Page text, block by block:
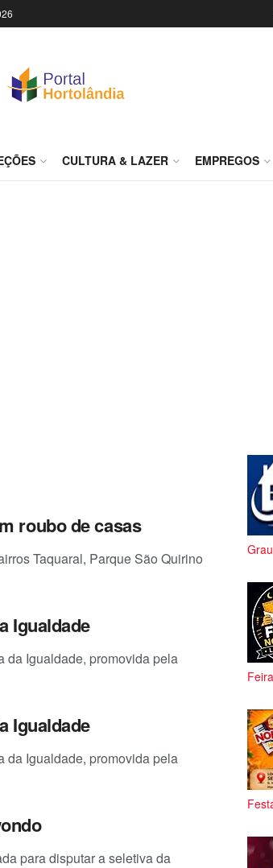
CULTURA & LAZER EMPREGOS
roubo de casas
Taquaral, Parque São Quirino
Igualdade
da Igualdade, promovida pela
Igualdade
da Igualdade, promovida pela
para disputar a seletiva da